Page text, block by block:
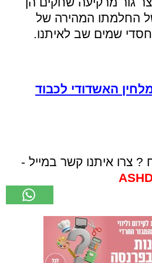
החלמתו המהירה של
שמים שב לאיתנו.
האשדודי לכבוד
? צרו איתנו קשר במייל -